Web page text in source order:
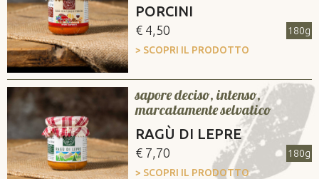
PORCINI
€ 4,50
180g
> SCOPRI IL PRODOTTO
sapore deciso, intenso,
marcatamente selvatico
RAGÙ DI LEPRE
€ 7,70
180g
> SCOPRI IL PRODOTTO